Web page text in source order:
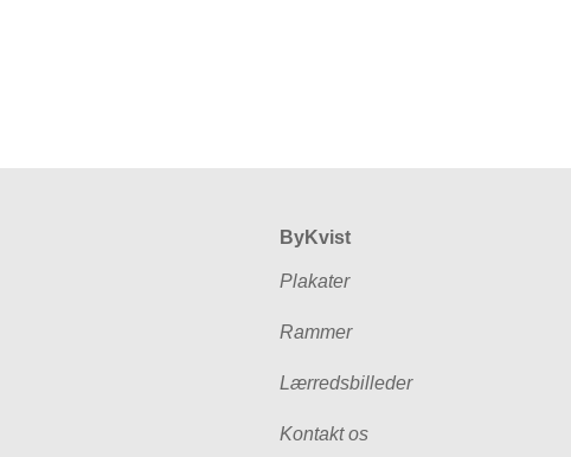
ByKvist
Plakater
Rammer
Lærredsbilleder
Kontakt os